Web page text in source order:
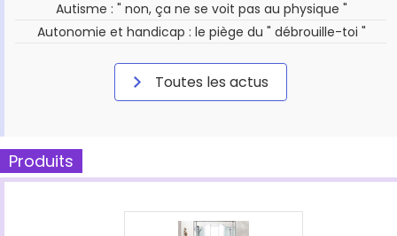
Autisme : " non, ça ne se voit pas au physique "
Autonomie et handicap : le piège du " débrouille-toi "
Toutes les actus
Produits